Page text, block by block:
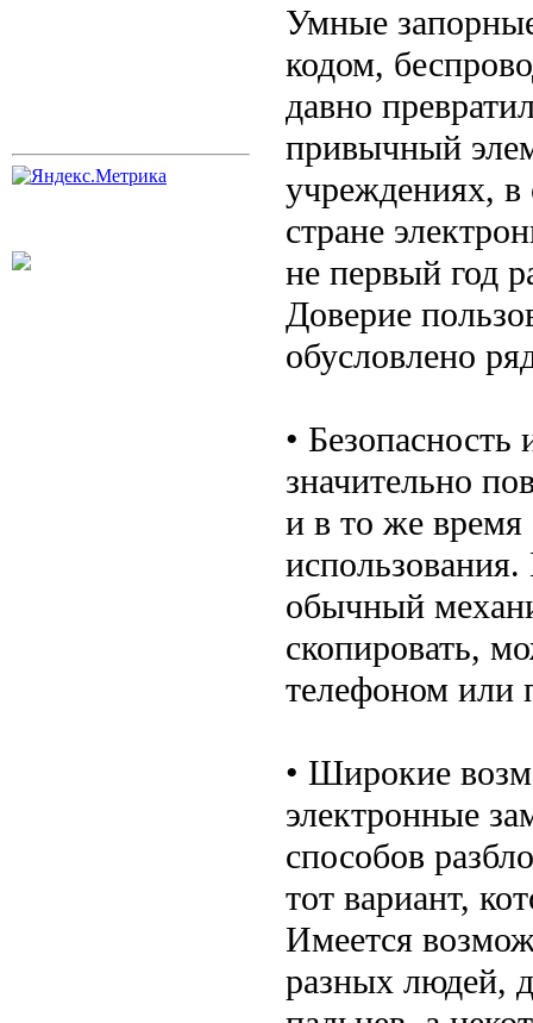
Умные
кодом,
давно
привычный
учреждениях,
стране
не первый год
Доверие
обусловлено
• Безопасность
значительно
и в то же время
обычный
скопировать,
телефоном или
• Широкие
электронные
способов
тот вариант,
Имеется
разных людей,